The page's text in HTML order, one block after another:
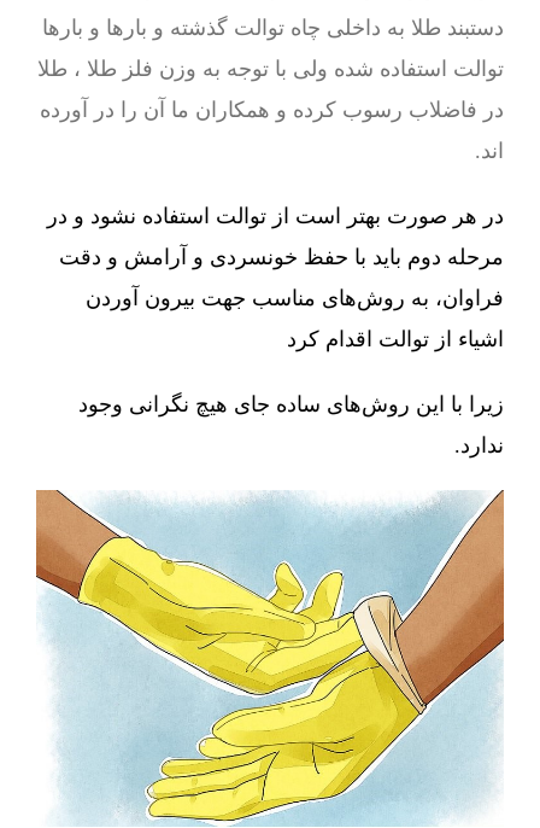
دستبند طلا به داخلی چاه توالت گذشته و بارها و بارها
توالت استفاده شده ولی با توجه به وزن فلز طلا ، طلا
در فاضلاب رسوب کرده و همکاران ما آن را در آورده
اند.
در هر صورت بهتر است از توالت استفاده نشود و در
مرحله دوم باید با حفظ خونسردی و آرامش و دقت
فراوان، به روش‌های مناسب جهت بیرون آوردن
اشیاء از توالت اقدام کرد
زیرا با این روش‌های ساده جای هیچ نگرانی وجود
ندارد.